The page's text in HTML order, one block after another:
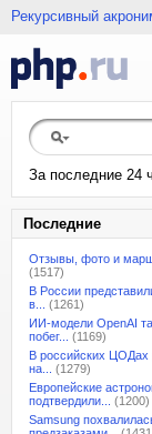
Рекурсивный
За последние 24
Последние
Отзывы, фото и
(1517)
В России
в...
(1261)
ИИ-модели OpenAI
побег...
(1169)
В российских ЦОДах
на...
(1279)
Европейские
подтвердили...
(1200)
Samsung